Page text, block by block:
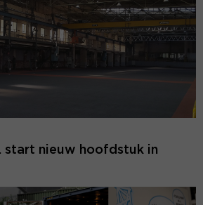
start nieuw hoofdstuk in